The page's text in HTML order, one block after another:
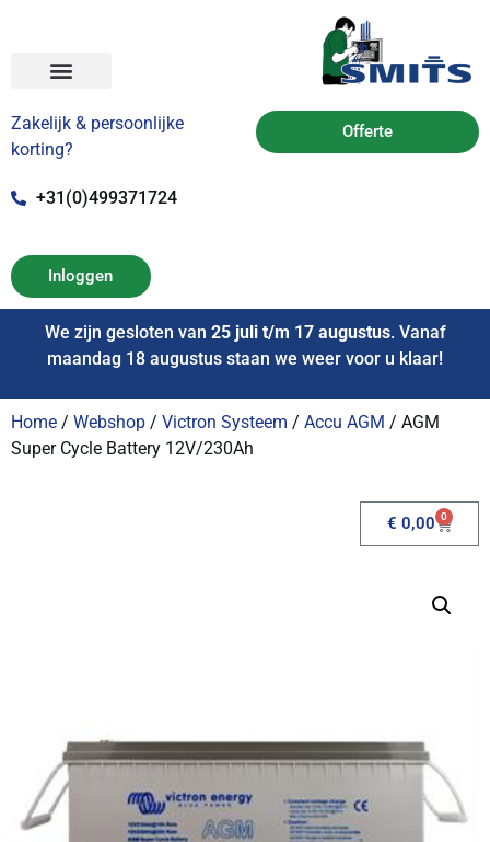
Zakelijk & persoonlijke
korting?
+31(0)499371724
Offerte
Inloggen
We zijn gesloten van 25 juli t/m 17 augustus. Vanaf
maandag 18 augustus staan we weer voor u klaar!
Home / Webshop / Victron Systeem / Accu AGM / AGM
Super Cycle Battery 12V/230Ah
€ 0,00 0